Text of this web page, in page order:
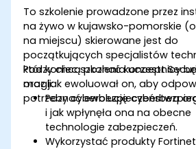
To szkolenie prowadzone przez
na żywo w kujawsko-pomorskie
na miejscu) skierowane jest do
początkujących specjalistów
którzy chcą poznać koncept
oraz jak ewoluował on, aby
potrzeby cyberbezpieczeństwa
Pod koniec szkolenia uczestnicy
mogli:
Poznać ewolucję
i jak wpłynęła ona na obecne
technologie zabezpieczeń.
Wykorzystać produkty